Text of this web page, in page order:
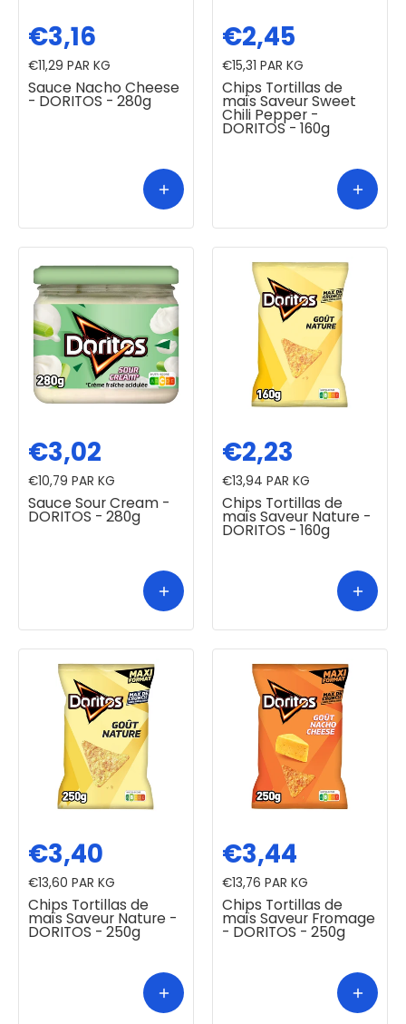
Sauce Nacho Cheese
- DORITOS - 280g
€3,16
€11,29 PAR KG
Chips Tortillas de
maïs Saveur Sweet
Chili Pepper -
DORITOS - 160g
€2,45
€15,31 PAR KG
Sauce Sour Cream -
DORITOS - 280g
€3,02
€10,79 PAR KG
Chips Tortillas de
maïs Saveur Nature -
DORITOS - 160g
€2,23
€13,94 PAR KG
Chips Tortillas de
maïs Saveur Nature -
DORITOS - 250g
€3,40
€13,60 PAR KG
Chips Tortillas de
maïs Saveur Fromage
- DORITOS - 250g
€3,44
€13,76 PAR KG